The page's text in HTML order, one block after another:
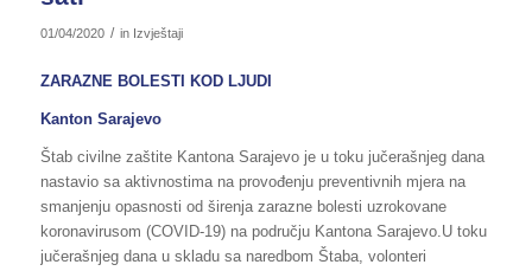
01/04/2020 / in Izvještaji
ZARAZNE BOLESTI KOD LJUDI
Kanton Sarajevo
Štab civilne zaštite Kantona Sarajevo je u toku jučerašnjeg dana
nastavio sa aktivnostima na provođenju preventivnih mjera na
smanjenju opasnosti od širenja zarazne bolesti uzrokovane
koronavirusom (COVID-19) na području Kantona Sarajevo.U toku
jučerašnjeg dana u skladu sa naredbom Štaba, volonteri